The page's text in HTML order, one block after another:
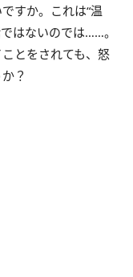
すか。これは“温
はないのでは……。
とをされても、怒
？